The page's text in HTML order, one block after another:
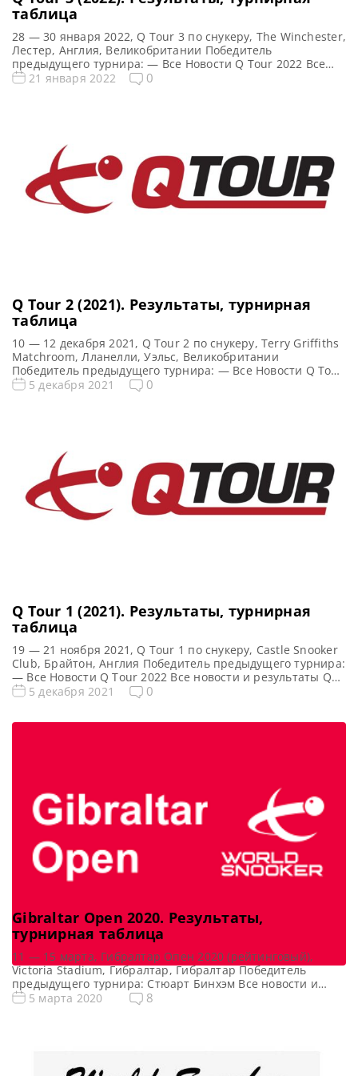
таблица
28 — 30 января 2022, Q Tour 3 по снукеру, The Winchester,
Лестер, Англия, Великобритании Победитель
предыдущего турнира: — Все Новости Q Tour 2022 Все
новости и результаты Q Tour 3 (2022) Квалификация Q
21 января 2022 0
Q Tour 2 (2021). Результаты, турнирная
таблица
10 — 12 декабря 2021, Q Tour 2 по снукеру, Terry Griffiths
Matchroom, Лланелли, Уэльс, Великобритании
Победитель предыдущего турнира: — Все Новости Q Tour
2022 Все новости и результаты Q Tour 2 (2021)
5 декабря 2021 0
Q Tour 1 (2021). Результаты, турнирная
таблица
19 — 21 ноября 2021, Q Tour 1 по снукеру, Castle Snooker
Club, Брайтон, Англия Победитель предыдущего турнира:
— Все Новости Q Tour 2022 Все новости и результаты Q
Tour 1 (2021) Квалификация Q Tour 1 (2021) Турнирная
5 декабря 2021 0
Gibraltar Open 2020. Результаты,
турнирная таблица
11 — 15 марта, Гибралтар Опен 2020 (рейтинговый),
Victoria Stadium, Гибралтар, Гибралтар Победитель
предыдущего турнира: Стюарт Бинхэм Все новости и
результаты Gibraltar Open 2020 Квалификация Gibraltar
5 марта 2020 8